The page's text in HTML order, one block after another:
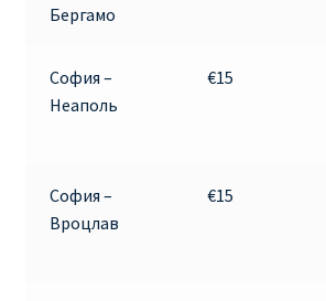
ДЕШЕВЫЕ АВИАБИЛЕТЫ В ВАРШАВУ
ДЕШЕВЫЕ АВИАБИЛЕТЫ В ЛОНДОН
Бергамо
София –
Неаполь
€15
София –
Вроцлав
€15